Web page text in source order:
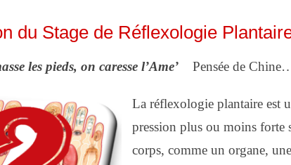
du Stage de Réflexologie
les pieds, on caresse l’Ame’ Pensée de
La réflexologie plantaire est
pression plus ou moins forte
corps, comme un organe,